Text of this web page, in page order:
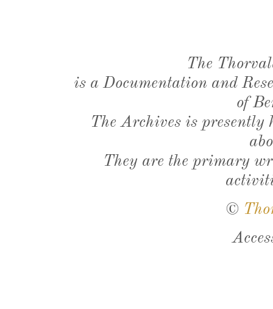
The
is a Documentation and
of
The Archives is presently
They are the primary
©